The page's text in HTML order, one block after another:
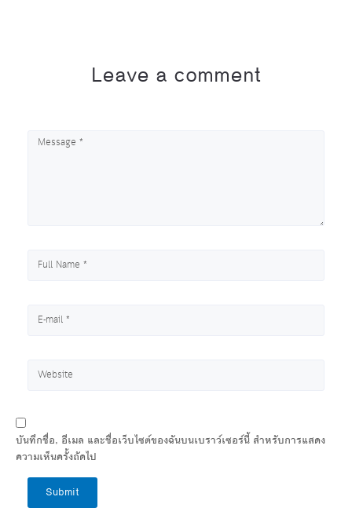
Leave a comment
บันทึกชื่อ, อีเมล และชื่อเว็บไซต์ของฉันบนเบราว์เซอร์นี้ สำหรับการแสดง
ความเห็นครั้งถัดไป
Submit